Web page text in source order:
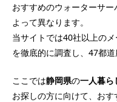
おすすめのウォーターサー
よって異なります。
当サイトでは40社以上の
を徹底的に調査し、47都
ここでは静岡県の一人暮ら
お探しの方に向けて、お